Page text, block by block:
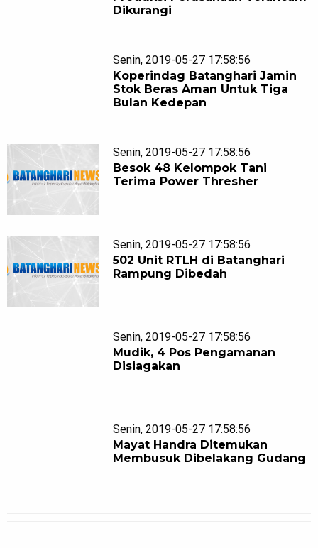
Dikurangi
Senin, 2019-05-27 17:58:56
Koperindag Batanghari Jamin
Stok Beras Aman Untuk Tiga
Bulan Kedepan
Senin, 2019-05-27 17:58:56
Besok 48 Kelompok Tani
Terima Power Thresher
Senin, 2019-05-27 17:58:56
502 Unit RTLH di Batanghari
Rampung Dibedah
Senin, 2019-05-27 17:58:56
Mudik, 4 Pos Pengamanan
Disiagakan
Senin, 2019-05-27 17:58:56
Mayat Handra Ditemukan
Membusuk Dibelakang Gudang